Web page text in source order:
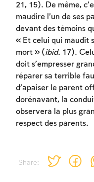
Share:
21, 15). De même,
maudire l’un de ses
devant des témoins
« Et celui qui maudit
mort » (ibid. 17).
doit s’empresser
réparer sa terrible
d’apaiser le parent
dorénavant, la
observera la plus
respect des parents.